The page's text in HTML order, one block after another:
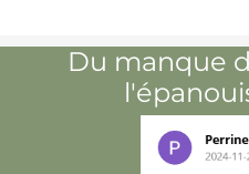
Du manque